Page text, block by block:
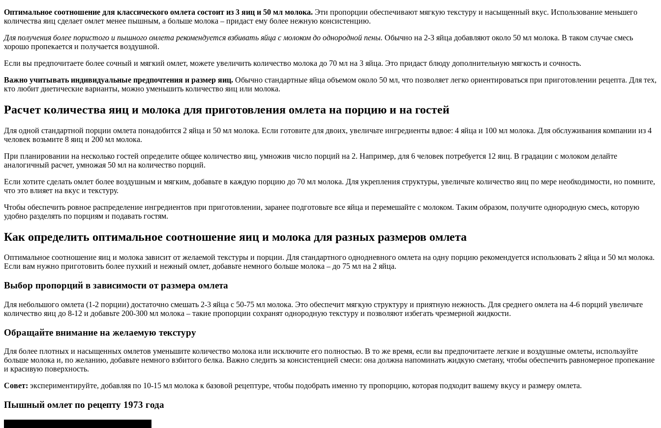
Оптимальное соотношение для классического омлета состоит из 3 яиц и 50 мл молока. Эти пропорции обеспечивают мягкую текстуру и насыщенный вкус. Использование меньшего
количества яиц сделает омлет менее пышным, а больше молока – придаст ему более нежную консистенцию.
Для получения более пористого и пышного омлета рекомендуется взбивать яйца с молоком до однородной пены. Обычно на 2-3 яйца добавляют около 50 мл молока. В таком случае смесь
хорошо пропекается и получается воздушной.
Если вы предпочитаете более сочный и мягкий омлет, можете увеличить количество молока до 70 мл на 3 яйца. Это придаст блюду дополнительную мягкость и сочность.
Важно учитывать индивидуальные предпочтения и размер яиц. Обычно стандартные яйца объемом около 50 мл, что позволяет легко ориентироваться при приготовлении рецепта. Для тех,
кто любит диетические варианты, можно уменьшить количество яиц или молока.
Расчет количества яиц и молока для приготовления омлета на порцию и на гостей
Для одной стандартной порции омлета понадобится 2 яйца и 50 мл молока. Если готовите для двоих, увеличьте ингредиенты вдвое: 4 яйца и 100 мл молока. Для обслуживания компании из 4
человек возьмите 8 яиц и 200 мл молока.
При планировании на несколько гостей определите общее количество яиц, умножив число порций на 2. Например, для 6 человек потребуется 12 яиц. В градации с молоком делайте
аналогичный расчет, умножая 50 мл на количество порций.
Если хотите сделать омлет более воздушным и мягким, добавьте в каждую порцию до 70 мл молока. Для укрепления структуры, увеличьте количество яиц по мере необходимости, но помните,
что это влияет на вкус и текстуру.
Чтобы обеспечить ровное распределение ингредиентов при приготовлении, заранее подготовьте все яйца и перемешайте с молоком. Таким образом, получите однородную смесь, которую
удобно разделять по порциям и подавать гостям.
Как определить оптимальное соотношение яиц и молока для разных размеров омлета
Оптимальное соотношение яиц и молока зависит от желаемой текстуры и порции. Для стандартного однодневного омлета на одну порцию рекомендуется использовать 2 яйца и 50 мл молока.
Если вам нужно приготовить более пухкий и нежный омлет, добавьте немного больше молока – до 75 мл на 2 яйца.
Выбор пропорций в зависимости от размера омлета
Для небольшого омлета (1-2 порции) достаточно смешать 2-3 яйца с 50-75 мл молока. Это обеспечит мягкую структуру и приятную нежность. Для среднего омлета на 4-6 порций увеличьте
количество яиц до 8-12 и добавьте 200-300 мл молока – такие пропорции сохранят однородную текстуру и позволяют избегать чрезмерной жидкости.
Обращайте внимание на желаемую текстуру
Для более плотных и насыщенных омлетов уменьшите количество молока или исключите его полностью. В то же время, если вы предпочитаете легкие и воздушные омлеты, используйте
больше молока и, по желанию, добавьте немного взбитого белка. Важно следить за консистенцией смеси: она должна напоминать жидкую сметану, чтобы обеспечить равномерное пропекание
и красивую поверхность.
Совет: экспериментируйте, добавляя по 10-15 мл молока к базовой рецептуре, чтобы подобрать именно ту пропорцию, которая подходит вашему вкусу и размеру омлета.
Пышный омлет по рецепту 1973 года